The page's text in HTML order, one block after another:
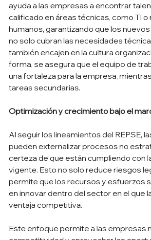
ayuda a las empresas a encontrar
calificado en áreas técnicas, como TI
humanos, garantizando que los
no solo cubran las necesidades
también encajen en la cultura
forma, se asegura que el equipo de
una fortaleza para la empresa,
tareas secundarias.
Optimización y crecimiento bajo el
Al seguir los lineamientos del REPSE,
pueden externalizar procesos no
certeza de que están cumpliendo con
vigente. Esto no solo reduce riesgos
permite que los recursos y esfuerzos
en innovar dentro del sector en el que
ventaja competitiva.
Este enfoque permite a las empresas